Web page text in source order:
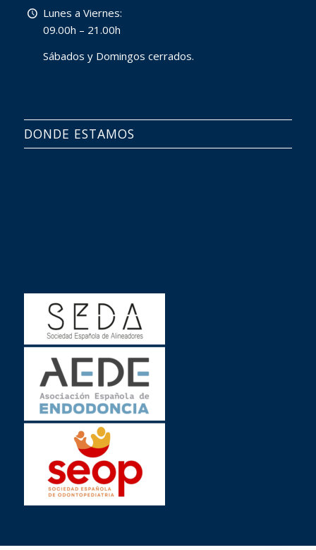
Lunes a Viernes:
09.00h – 21.00h
Sábados y Domingos cerrados.
DONDE ESTAMOS